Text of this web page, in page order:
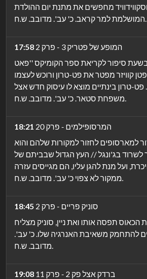
מחפשים את מתנת יום ההולדת
המושלמת למר קראב. כ' עב'. מדובב. ש.ח.
17:58
המופע של פטריק 3 - פרק 2
סיפור לקריאת ספר הקומיקס ''פאט
קוויזר מפטר את פט-טרון ורוכש לעצמו
פט-טרון בינתיים מוצא לו עיסוק חדש אצל
משפחת סטאר. כ' עב'. מדובב. ש.ח.
18:21
המרסופילמים - פרק 20
למארסופים לחזור למקורות שלהם והוא
לשרוד בג'ונגל // העץ הגדול שבביתם של
ועל מנת להגן עליו, הם מגייסים עזרה
ממקור לא צפוי כ' עב'. מדובב. ש.ח.
18:45
סוניק פריים - פרק 2
תפסה אותו ואת ניין, סוניק מצליח
להתחמק משאיבת האנרגיה שלו. כ' עב'.
מדובב. ש.ח.
19:08
ברדק אצל פק 2 - פרק 11